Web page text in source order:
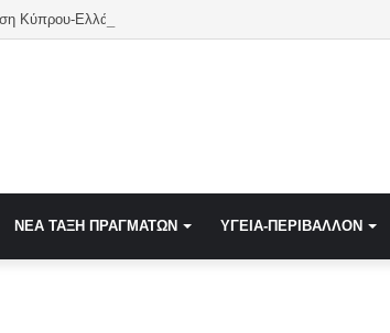
Κύπρου-Ελλάδας – Το 2027 ίσως η τελευταία χρονιά
NEA TAΞΗ ΠΡΑΓΜΑΤΩΝ ΥΓΕΙΑ-ΠΕΡΙΒΑΛΛΟΝ